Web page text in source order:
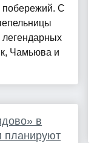
побережий. С
легендарных
Чамьюва и
в
планируют